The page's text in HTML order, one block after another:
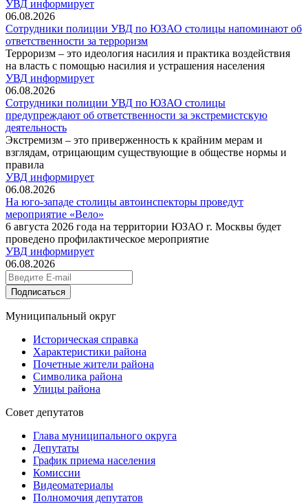
УВД информирует
06.08.2026
Сотрудники полиции УВД по ЮЗАО столицы напоминают об
ответственности за терроризм
Терроризм – это идеология насилия и практика воздействия
на власть с помощью насилия и устрашения населения
УВД информирует
06.08.2026
Сотрудники полиции УВД по ЮЗАО столицы
предупреждают об ответственности за экстремистскую
деятельность
Экстремизм – это приверженность к крайним мерам и
взглядам, отрицающим существующие в обществе нормы и
правила
УВД информирует
06.08.2026
На юго-западе столицы автоинспекторы проведут
мероприятие «Вело»
6 августа 2026 года на территории ЮЗАО г. Москвы будет
проведено профилактическое мероприятие
УВД информирует
06.08.2026
Подписаться
Муниципальный округ
Историческая справка
Характеристики района
Почетные жители района
Символика района
Улицы района
Совет депутатов
Глава муниципального округа
Депутаты
График приема населения
Комиссии
Видеоматериалы
Полномочия депутатов